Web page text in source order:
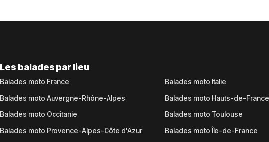
Les balades par lieu
Balades moto France
Balades moto Auvergne-Rhône-Alpes
Balades moto Occitanie
Balades moto Provence-Alpes-Côte d'Azur
Balades moto Italie
Balades moto Hauts-de-France
Balades moto Toulouse
Balades moto Île-de-France